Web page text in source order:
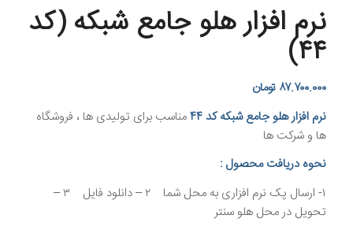
نرم افزار هلو جامع شبکه (کد
۴۴)
۸۷.۷۰۰.۰۰۰ تومان
نرم افزار هلو جامع شبکه کد ۴۴
مناسب برای تولیدی ها ، فروشگاه
ها و شرکت ها
نحوه دریافت محصول :
۱- ارسال پک نرم افزاری به محل شما ۲ – دانلود فایل ۳ –
تحویل در محل هلو سنتر